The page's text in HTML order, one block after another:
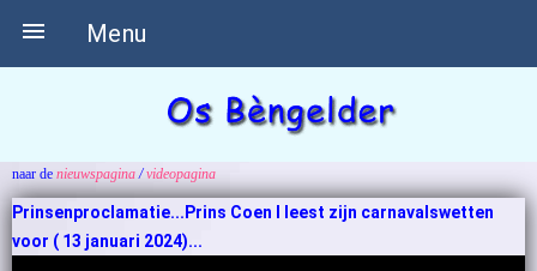
Menu

naar de nieuwspagina/videopagina
Prinsenproclamatie...Prins Coen I leest zijn carnavalswetten
voor ( 13 januari 2024)...